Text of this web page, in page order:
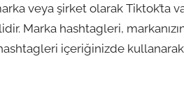
veya şirket olarak Tiktok’ta
Marka hashtagleri,
içeriğinizde